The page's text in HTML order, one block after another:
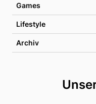
Games
Lifestyle
Archiv